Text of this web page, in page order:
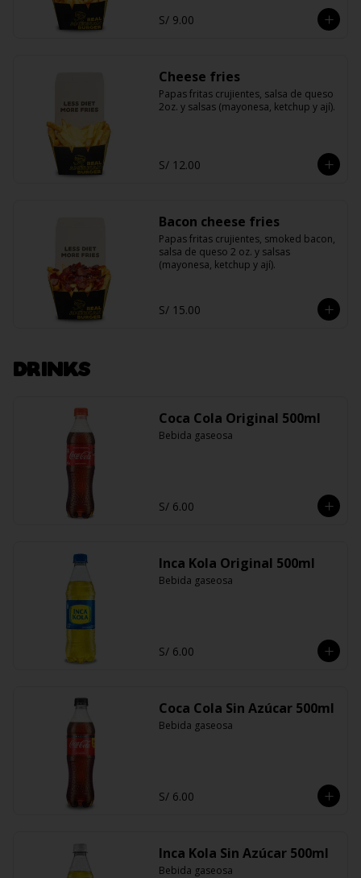
S/ 9.00
Cheese fries
Papas fritas crujientes, salsa de queso
2oz. y salsas (mayonesa, ketchup y ají).
S/ 12.00
Bacon cheese fries
Papas fritas crujientes, smoked bacon,
salsa de queso 2 oz. y salsas
(mayonesa, ketchup y ají).
S/ 15.00
DRINKS
Coca Cola Original 500ml
Bebida gaseosa
S/ 6.00
Inca Kola Original 500ml
Bebida gaseosa
S/ 6.00
Coca Cola Sin Azúcar 500ml
Bebida gaseosa
S/ 6.00
Inca Kola Sin Azúcar 500ml
Bebida gaseosa